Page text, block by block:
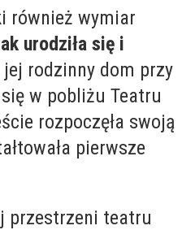
również wymiar
urodziła się i
jej rodzinny dom przy
w pobliżu Teatru
rozpoczęła swoją
pierwsze
przestrzeni teatru